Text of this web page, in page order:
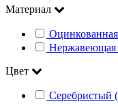
Материал
Оцинкованная
Нержавеющая
Цвет
Серебристый